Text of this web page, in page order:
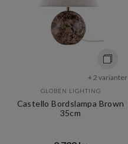
+ 2 varianter
GLOBEN LIGHTING
Castello Bordslampa Brown
35cm